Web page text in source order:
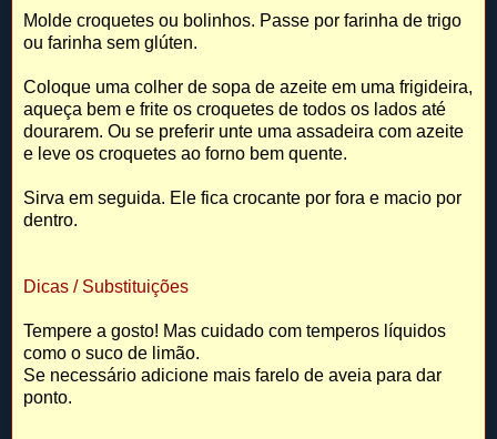
Molde croquetes ou bolinhos. Passe por farinha de trigo
ou farinha sem glúten.
Coloque uma colher de sopa de azeite em uma frigideira,
aqueça bem e frite os croquetes de todos os lados até
dourarem. Ou se preferir unte uma assadeira com azeite
e leve os croquetes ao forno bem quente.
Sirva em seguida. Ele fica crocante por fora e macio por
dentro.
Dicas / Substituições
Tempere a gosto! Mas cuidado com temperos líquidos
como o suco de limão.
Se necessário adicione mais farelo de aveia para dar
ponto.